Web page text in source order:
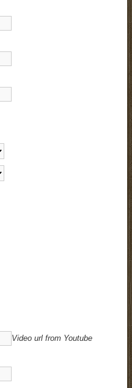
Video url from Youtube